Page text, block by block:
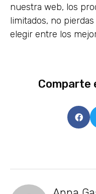
nuestra web, los
limitados, no
elegir entre los
Comparte